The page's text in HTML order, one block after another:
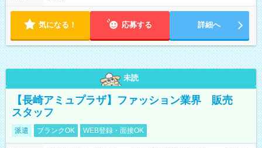
気になる！ 応募する 詳細へ
未読
【長崎アミュプラザ】ファッション業界 販売
スタッフ
派遣 ブランクOK WEB登録・面接OK